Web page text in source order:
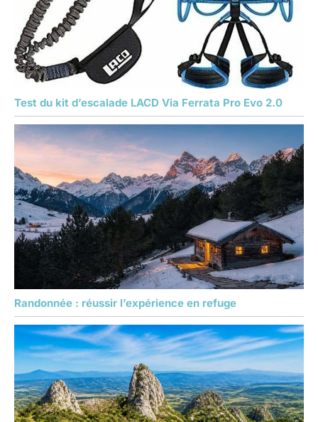
Test du kit d’escalade LACD Via Ferrata Pro Evo 2.0
Randonnée : réussir l’expérience en refuge